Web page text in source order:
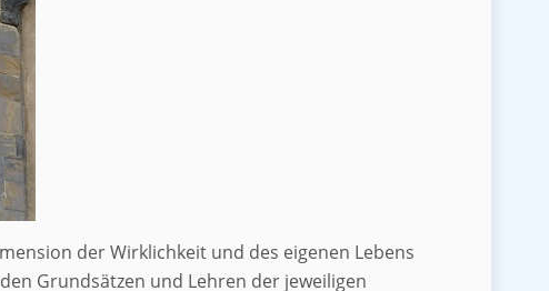
der Wirklichkeit und des eigenen Lebens
Grundsätzen und Lehren der jeweiligen